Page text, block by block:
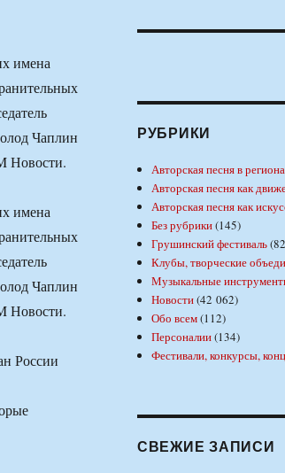
имена
Чаплин
Новости.
имена
Чаплин
Новости.
России
РУБРИКИ
Авторская песня в
Авторская песня как
Авторская песня как
Без рубрики(145)
Грушинский фестиваль
Клубы, творческие
Музыкальные
Новости(42 062)
Обо всем(112)
Персоналии(134)
Фестивали, конкурсы,
СВЕЖИЕ ЗАПИСИ